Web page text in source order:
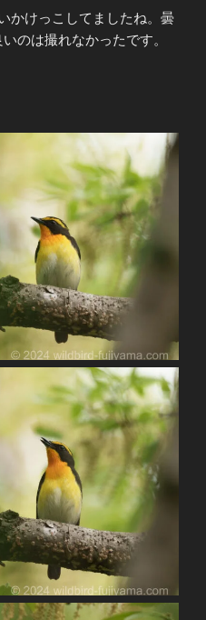
かけっこしてましたね。曇
のは撮れなかったです。